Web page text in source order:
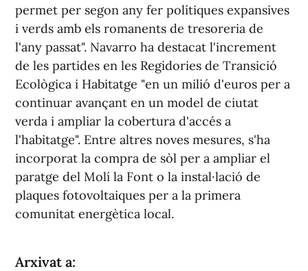
permet per segon any fer polítiques expansives
i verds amb els romanents de tresoreria de
l'any passat". Navarro ha destacat l'increment
de les partides en les Regidories de Transició
Ecològica i Habitatge "en un milió d'euros per a
continuar avançant en un model de ciutat
verda i ampliar la cobertura d'accés a
l'habitatge". Entre altres noves mesures, s'ha
incorporat la compra de sòl per a ampliar el
paratge del Molí la Font o la instal·lació de
plaques fotovoltaiques per a la primera
comunitat energètica local.
Arxivat a: